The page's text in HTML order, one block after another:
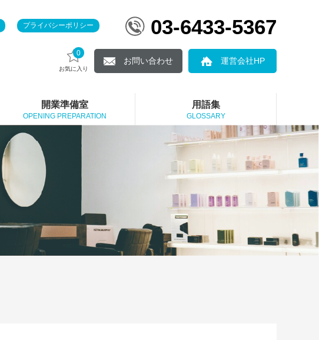
プライバシーポリシー 03-6433-5367
0
お気に入り
お問い合わせ 運営会社HP
開業準備室
OPENING PREPARATION
用語集
GLOSSARY